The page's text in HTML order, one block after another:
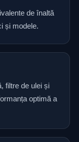
de înaltă
și modele.
filtre de ulei și
optimă a